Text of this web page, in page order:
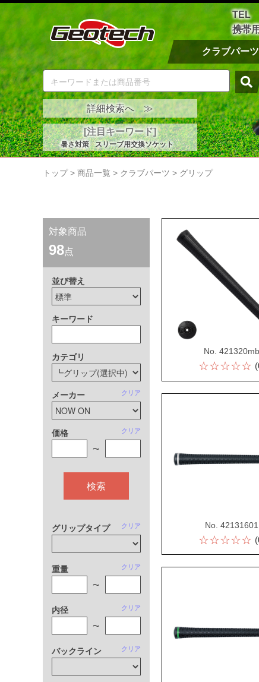
TEL
携帯
クラブパーツ
詳細検索へ ≫
[注目キーワード]
暑さ対策 スリーブ用交換ソケット
トップ > 商品一覧 > クラブパーツ > グリップ
対象商品
98点
並び替え
キーワード
カテゴリ
メーカー クリア
価格 クリア
~
検索
グリップタイプ クリア
重量 クリア
~
内径 クリア
~
バックライン クリア
No. 421320mb
☆☆☆☆☆
No. 42131601
☆☆☆☆☆